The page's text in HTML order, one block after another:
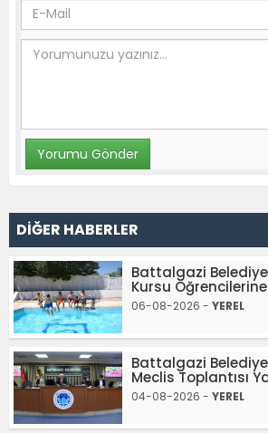
DİĞER HABERLER
Battalgazi
Kursu
06-08-2026 - YEREL
Battalgazi
Meclis Toplantısı
04-08-2026 - YEREL